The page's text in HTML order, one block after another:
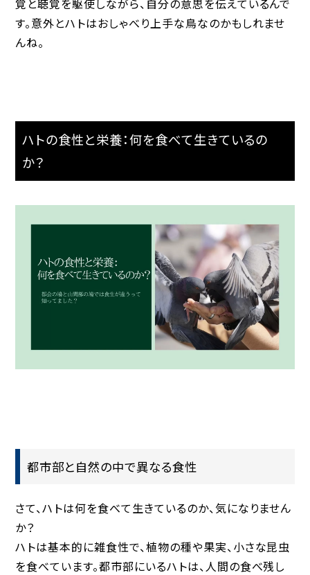
覚と聴覚を駆使しながら、自分の意思を伝えているんで
す。意外とハトはおしゃべり上手な鳥なのかもしれませ
んね。
ハトの食性と栄養：何を食べて生きているの
か？
都市部と自然の中で異なる食性
さて、ハトは何を食べて生きているのか、気になりません
か？
ハトは基本的に雑食性で、植物の種や果実、小さな昆虫
を食べています。都市部にいるハトは、人間の食べ残し